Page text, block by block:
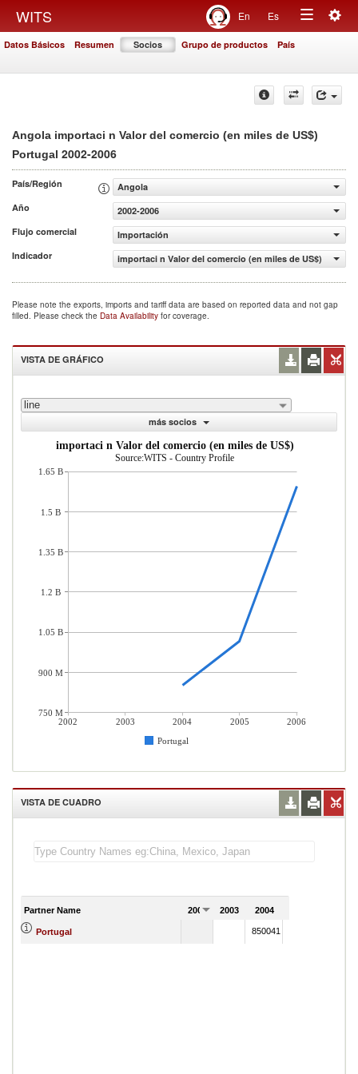
WITS En Es
Toggle
Datos Básicos Resumen Socios Grupo de productos País
Angola importaci n Valor del comercio (en miles de US$)
Portugal 2002-2006
País/Región
Angola
Año
2002-2006
Flujo comercial
Importación
Indicador
importaci n Valor del comercio (en miles de US$)
Please note the exports, imports and tariff data are based on reported data and not gap
filled. Please check the Data Availability for coverage.
VISTA DE GRÁFICO
line
más socios
importaci n Valor del comercio (en miles de US$)
Source:WITS - Country Profile
2002 2003 2004 2005
2006
Portugal
1.65 B
1.5 B
1.35 B
1.2 B
1.05 B
900 M
750 M
VISTA DE CUADRO
Partner Name 2002 2003 2004
Portugal 850041